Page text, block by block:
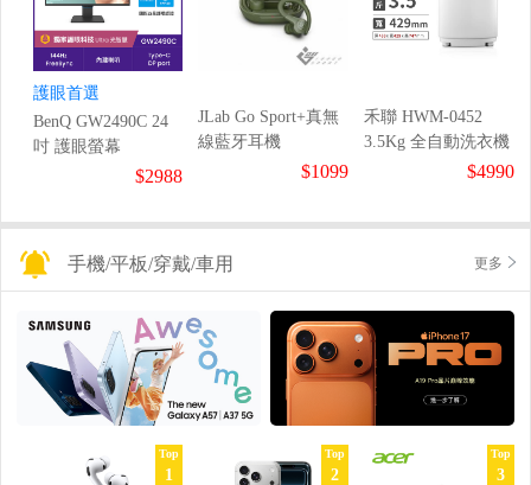
護眼首選
BenQ GW2490C 24
吋 護眼螢幕
$2988
JLab Go Sport+真無
線藍牙耳機
$1099
禾聯 HWM-0452
3.5Kg 全自動洗衣機
$4990
手機/平板/穿戴/車用 更多
Top
1
Top
2
Top
3